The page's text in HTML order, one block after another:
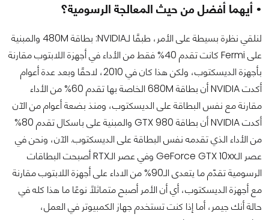
• أيهما أفضل من حيث المعالجة الرسومية؟
لنلقي نظرة بسيطة على الأمر، طبقًا لـNVIDIA: بطاقة 480M والمبنية
على Fermi كانت تقدم 40% فقط من الأداء في أجهزة اللابتوب مقارنة
بأجهزة الديسكتوب، ولكن هذا كان في 2010، لاحقًا وبعد عدة أعوام
أكدت NVIDIA أن بطاقة 680M الخاصة بها تقدم 60% من الأداء
مقارنة مع نفس البطاقة على الديسكتوب، ومنذ بضعة أعوام من الآن
أكدت NVIDIA أن بطاقة GTX 980 والمبنية على باسكال تقدم 80%
من الأداء الذي تقدمه نفس البطاقة على الديسكتوب. الآن، ونحن في
عصر الـGeForce GTX 10xx وفي عصر الـRTX أصبحت البطاقات
الرسومية تقدّم ما يتعدى الـ90% من الاداء على أجهزة اللابتوب مقارنة
مع أجهزة الديسكتوب، أي أن الأمر أصبح متماثلًا نوعًا ما هذا كله في
حالة أنك جيمر، أما إذا كنت تستخدم جهاز الكمبيوتر في العمل،